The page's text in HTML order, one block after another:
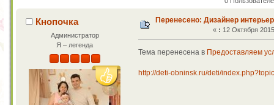
Кнопочка
Администратор
Я – легенда
Перенесено: Дизайнер
« : 12 Октября
Тема перенесена в Предоставляем
http://deti-obninsk.ru/deti/